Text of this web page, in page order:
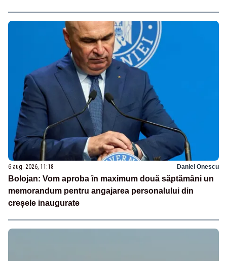
6 aug. 2026, 11:18 Daniel Onescu
Bolojan: Vom aproba în maximum două săptămâni un
memorandum pentru angajarea personalului din
creșele inaugurate